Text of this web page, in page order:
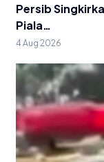
Persib
Piala…
4 Aug 2026